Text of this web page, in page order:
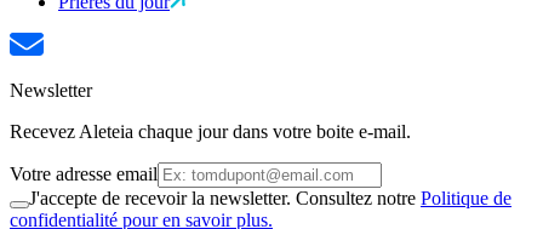
Newsletter
Recevez Aleteia chaque jour dans votre boite e-mail.
Votre adresse email
J'accepte de recevoir la newsletter. Consultez notre Politique de
confidentialité pour en savoir plus.